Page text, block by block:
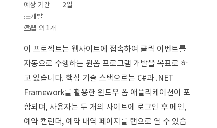
예상 기간
2일
개발
웹 외 1개
이 프로젝트는 웹사이트에 접속하여 클릭 이벤트를
자동으로 수행하는 윈폼 프로그램 개발을 목표로 하
고 있습니다. 핵심 기술 스택으로는 C#과 .NET
Framework를 활용한 윈도우 폼 애플리케이션이 포
함되며, 사용자는 두 개의 사이트에 로그인 후 메인,
예약 캘린더, 예약 내역 페이지를 탭으로 열 수 있습